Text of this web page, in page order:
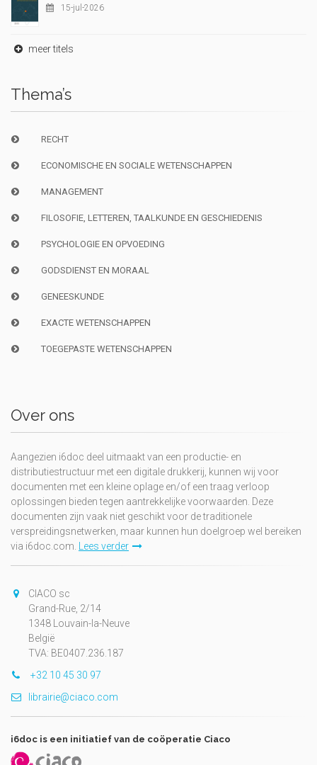
15-jul-2026
meer titels
Thema’s
RECHT
ECONOMISCHE EN SOCIALE WETENSCHAPPEN
MANAGEMENT
FILOSOFIE, LETTEREN, TAALKUNDE EN GESCHIEDENIS
PSYCHOLOGIE EN OPVOEDING
GODSDIENST EN MORAAL
GENEESKUNDE
EXACTE WETENSCHAPPEN
TOEGEPASTE WETENSCHAPPEN
Over ons
Aangezien i6doc deel uitmaakt van een productie- en
distributiestructuur met een digitale drukkerij, kunnen wij voor
documenten met een kleine oplage en/of een traag verloop
oplossingen bieden tegen aantrekkelijke voorwaarden. Deze
documenten zijn vaak niet geschikt voor de traditionele
verspreidingsnetwerken, maar kunnen hun doelgroep wel bereiken
via i6doc.com. Lees verder
CIACO sc
Grand-Rue, 2/14
1348 Louvain-la-Neuve
België
TVA: BE0407.236.187
+32 10 45 30 97
librairie@ciaco.com
i6doc is een initiatief van de coöperatie Ciaco